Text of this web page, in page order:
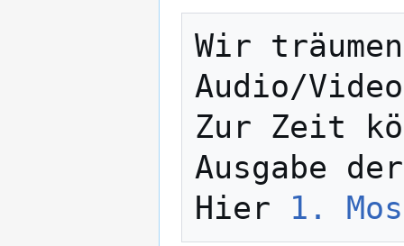
Wir
Audio/
Zur Zeit
Ausgabe
Hier 1.